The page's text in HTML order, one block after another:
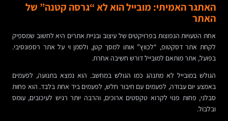
האתגר האמיתי: מובייל הוא לא “גרסה קטנה” של
האתר
אחת הטעויות הנפוצות בפרויקטים של עיצוב ובניית אתרים היא לחשוב שמספיק
לקחת אתר דסקטופ, “לכווץ” אותו למסך קטן, ולסמן וי על אתר רספונסיבי.
בפועל, אתר מותאם למובייל דורש חשיבה אחרת.
הגולש במובייל לא מתנהג כמו הגולש במחשב. הוא נמצא בתנועה, לפעמים
באמצע יום עבודה, לפעמים עם חיבור חלש, לפעמים ביד אחת בלבד. הוא פחות
סבלני, פחות פנוי לקרוא טקסטים ארוכים, והרבה יותר רגיש לעיכובים, עומס
ובלבול.